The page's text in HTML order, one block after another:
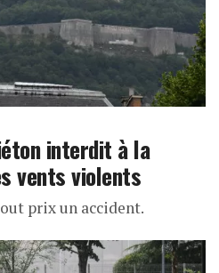
interdit à la
vents violents
prix un accident.